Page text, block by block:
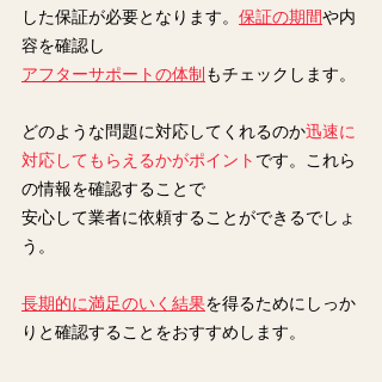
した保証が必要となります。 保証の期間や内
容を確認し
アフターサポートの体制 もチェックします。
どのような問題に対応してくれるのか迅速に
対応してもらえるかがポイント です。これら
の情報を確認することで
安心して業者に依頼することができるでしょ
う。
長期的に満足のいく結果を得るためにしっか
りと確認することをおすすめします。